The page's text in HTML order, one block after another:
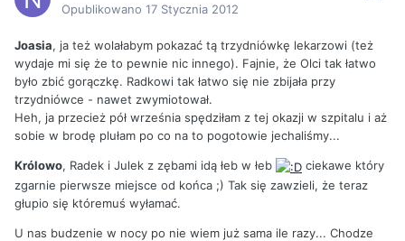
Opublikowano 17 Stycznia 2012
Joasia, ja też wolałabym pokazać tą trzydniówkę lekarzowi (też
wydaje mi się że to pewnie nic innego). Fajnie, że Olci tak łatwo
było zbić gorączkę. Radkowi tak łatwo się nie zbijała przy
trzydniówce - nawet zwymiotował.
Heh, ja przecież pół września spędziłam z tej okazji w szpitalu i aż
sobie w brodę plułam po co na to pogotowie jechaliśmy...
Królowo, Radek i Julek z zębami idą łeb w łeb
ciekawe który
zgarnie pierwsze miejsce od końca ;) Tak się zawzieli, że teraz
głupio się któremuś wyłamać.
U nas budzenie w nocy po nie wiem już sama ile razy... Chodze